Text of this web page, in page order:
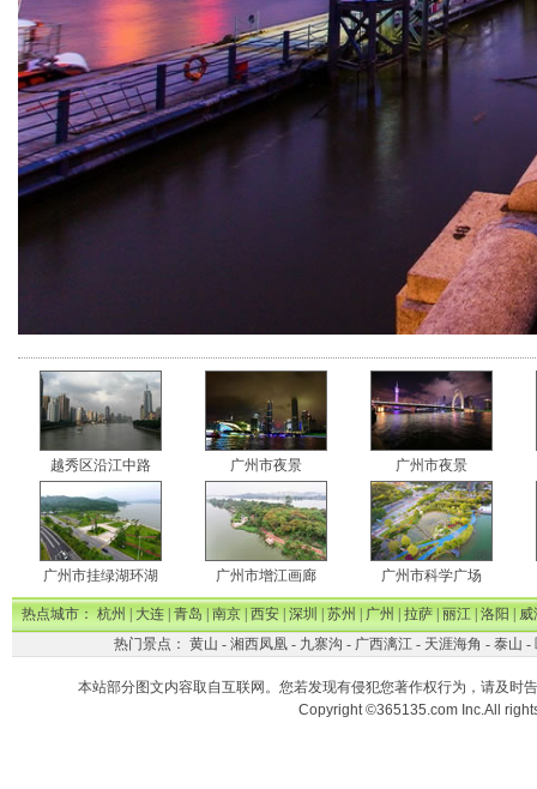
越秀区沿江中路 广州市夜景 广州市夜景
广州市挂绿湖环湖 广州市增江画廊 广州市科学广场
热点城市：杭州|大连|青岛|南京|西安|深圳|苏州|广州|拉萨|丽江|洛阳|威
热门景点： 黄山 - 湘西凤凰- 九寨沟 - 广西漓江- 天涯海角 - 泰山 -
本站部分图文内容取自互联网。您若发现有侵犯您著作权行为，请及时
Copyright ©365135.com Inc.All